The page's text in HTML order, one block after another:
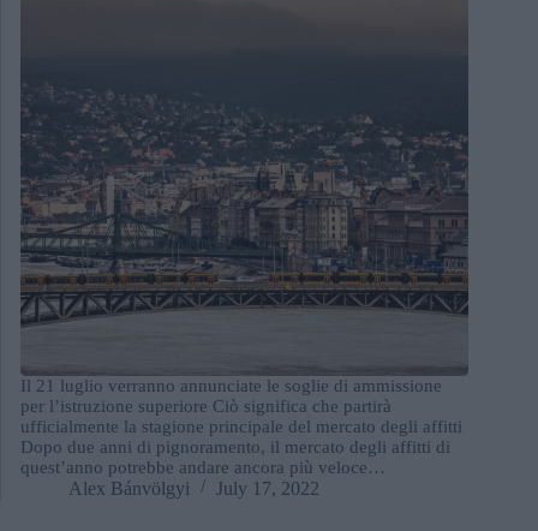
Il 21 luglio verranno annunciate le soglie di ammissione
per l’istruzione superiore Ciò significa che partirà
ufficialmente la stagione principale del mercato degli affitti
Dopo due anni di pignoramento, il mercato degli affitti di
quest’anno potrebbe andare ancora più veloce…
Alex Bánvölgyi July 17, 2022